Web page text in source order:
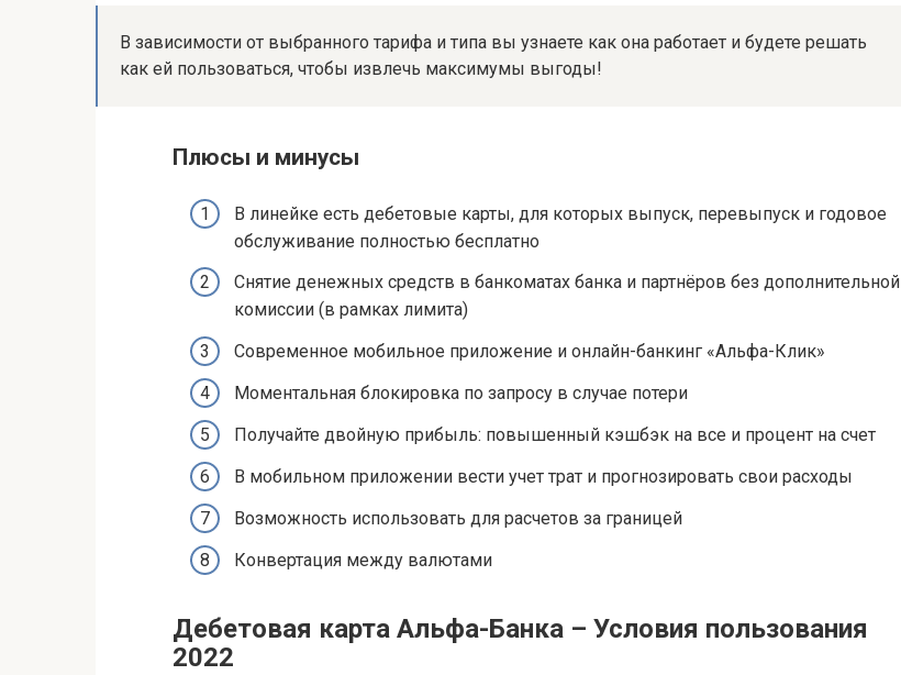
В зависимости от выбранного тарифа и типа вы узнаете как она работает и будете решать
как ей пользоваться, чтобы извлечь максимумы выгоды!
Плюсы и минусы
В линейке есть дебетовые карты, для которых выпуск, перевыпуск и годовое
обслуживание полностью бесплатно
Снятие денежных средств в банкоматах банка и партнёров без дополнительной
комиссии (в рамках лимита)
Современное мобильное приложение и онлайн-банкинг «Альфа-Клик»
Моментальная блокировка по запросу в случае потери
Получайте двойную прибыль: повышенный кэшбэк на все и процент на счет
В мобильном приложении вести учет трат и прогнозировать свои расходы
Возможность использовать для расчетов за границей
Конвертация между валютами
Дебетовая карта Альфа-Банка – Условия пользования
2022